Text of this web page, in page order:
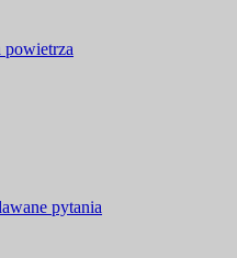
powietrza
pytania